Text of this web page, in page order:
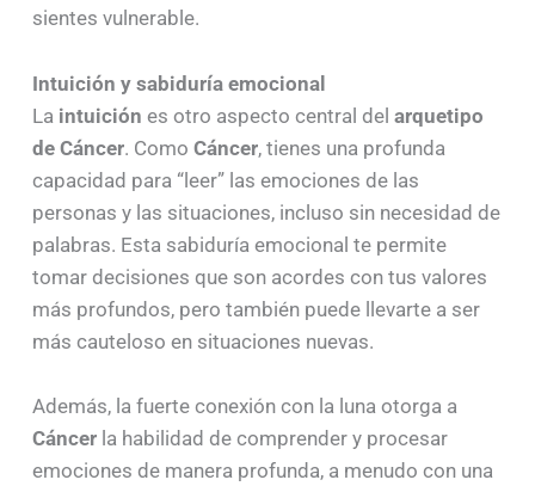
sientes vulnerable.
Intuición y sabiduría emocional
La intuición es otro aspecto central del arquetipo
de Cáncer. Como Cáncer, tienes una profunda
capacidad para “leer” las emociones de las
personas y las situaciones, incluso sin necesidad de
palabras. Esta sabiduría emocional te permite
tomar decisiones que son acordes con tus valores
más profundos, pero también puede llevarte a ser
más cauteloso en situaciones nuevas.
Además, la fuerte conexión con la luna otorga a
Cáncerla habilidad de comprender y procesar
emociones de manera profunda, a menudo con una